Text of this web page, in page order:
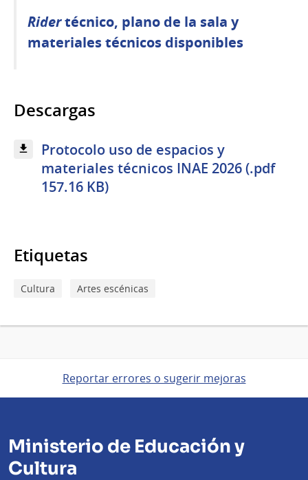
Ridertécnico, plano de la sala y
materiales técnicos disponibles
Descargas
Protocolo uso de espacios y
materiales técnicos INAE 2026 (.pdf
157.16 KB)
Etiquetas
Cultura Artes escénicas
Reportar errores o sugerir mejoras
Ministerio de Educación y
Cultura